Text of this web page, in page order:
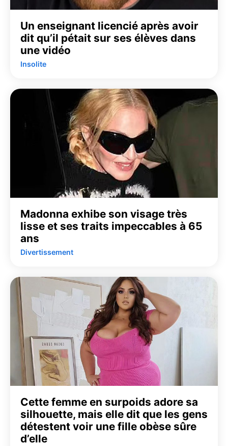
Un enseignant licencié après avoir
dit qu’il pétait sur ses élèves dans
une vidéo
Insolite
Madonna exhibe son visage très
lisse et ses traits impeccables à 65
ans
Divertissement
Cette femme en surpoids adore sa
silhouette, mais elle dit que les gens
détestent voir une fille obèse sûre
d’elle